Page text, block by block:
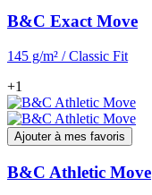
B&C Exact Move
145 g/m² / Classic Fit
+1
Ajouter à mes favoris
B&C Athletic Move